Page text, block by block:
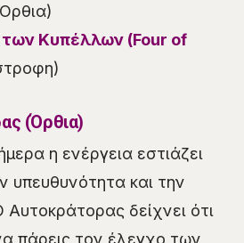
Κυπέλλων (Four of
(Όρθια)
η ενέργεια εστιάζει
υπευθυνότητα και την
δείχνει ότι
πάρεις τον έλεγχο των